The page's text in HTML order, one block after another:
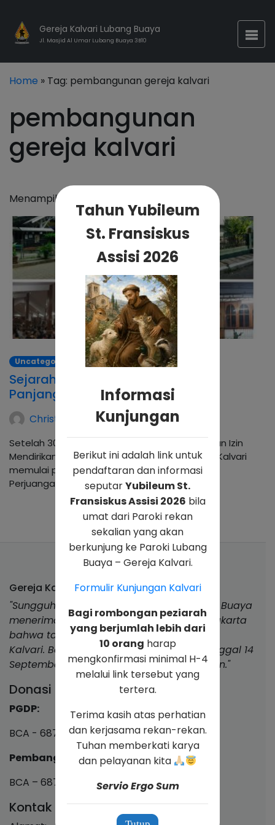
Gereja Kalvari Lubang Buaya
Jl. Masjid Al Umar Lubang Buaya 3B10
Home » Tag: pembangunan gereja kalvari
pembangunan
gereja kalvari
Menampilkan 1 artikel
Uncategorized
Sejarah Paroki Kalvari: Perjalanan
Panjang menuju Kalvari Baru
Christina Andhika Setyanti
Setelah 30 tahun berjuang untuk mendapatkan Izin
Mendirikan Bangunan (IMB), tahun 2022 Paroki Kalvari
memulai pembangunan gedung gerejanya.
Perjuangan 30…
Gereja Kalvari Lubang Buaya
"Sungguh indah karya Allah umat Lubang Buaya
menerima dekrit dari Keuskupan Agung Jakarta
bahwa tanggal 1 Juli 1995 berdirilah Paroki
Kalvari. Berkat penyelenggaraan Allah tanggal 14
September 2024, Gereja Kalvari ditahbiskan."
Donasi & Kolekte
PGDP:
BCA - 687 1077 999
Pembangunan & Pemeliharaan:
BCA – 687 1077 808
Kontak
Tahun Yubileum
St. Fransiskus
Assisi 2026
Informasi
Kunjungan
Berikut ini adalah link untuk
pendaftaran dan informasi
seputarYubileum St.
Fransiskus Assisi 2026 bila
umat dari Paroki rekan
sekalian yang akan
berkunjung ke Paroki Lubang
Buaya – Gereja Kalvari.
Formulir Kunjungan Kalvari
Bagi rombongan peziarah
yang berjumlah lebih dari
10 orang harap
mengkonfirmasi minimal H-4
melalui link tersebut yang
tertera.
Terima kasih atas perhatian
dan kerjasama rekan-rekan.
Tuhan memberkati karya
dan pelayanan kita
Servio Ergo Sum